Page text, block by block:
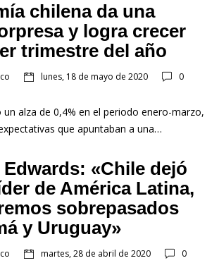
chilena da una
y logra crecer
trimestre del año
lunes, 18 de mayo de 2020 0
un alza de 0,4% en el periodo enero-marzo,
que apuntaban a una…
«Chile dejó
de América Latina,
sobrepasados
y Uruguay»
martes, 28 de abril de 2020 0